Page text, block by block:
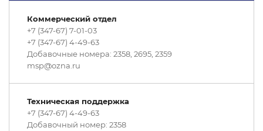
Коммерческий отдел
+7 (347-67) 7-01-03
+7 (347-67) 4-49-63
Добавочные номера: 2358, 2695, 2359
msp@ozna.ru
Техническая поддержка
+7 (347-67) 4-49-63
Добавочный номер: 2358